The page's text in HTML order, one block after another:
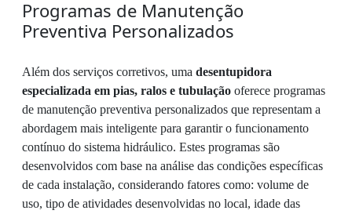
Programas de Manutenção
Preventiva Personalizados
Além dos serviços corretivos, uma desentupidora
especializada em pias, ralos e tubulação oferece programas
de manutenção preventiva personalizados que representam a
abordagem mais inteligente para garantir o funcionamento
contínuo do sistema hidráulico. Estes programas são
desenvolvidos com base na análise das condições específicas
de cada instalação, considerando fatores como: volume de
uso, tipo de atividades desenvolvidas no local, idade das